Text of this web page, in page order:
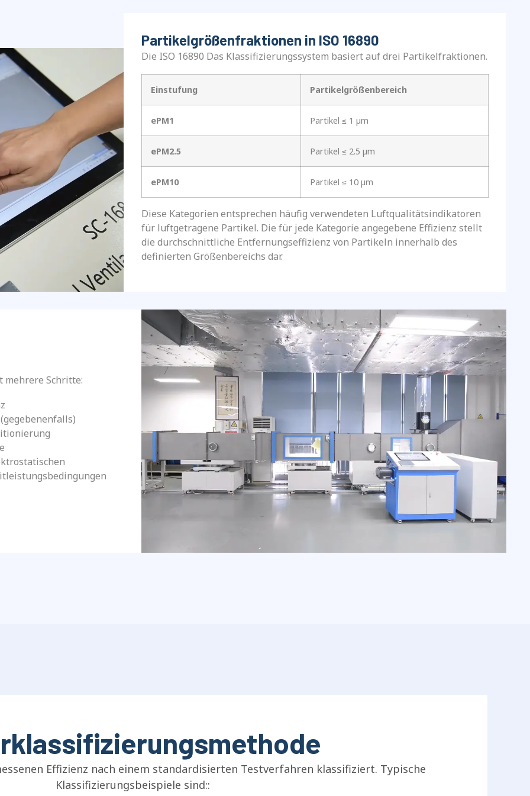
Partikelgrößenfraktionen in ISO 16890
Die ISO 16890 Das Klassifizierungssystem basiert auf drei Partikelfraktionen.
Einstufung Partikelgrößenbereich
ePM1 Partikel ≤ 1 µm
ePM2.5 Partikel ≤ 2.5 µm
ePM10 Partikel ≤ 10 µm
Diese Kategorien entsprechen häufig verwendeten Luftqualitätsindikatoren
für luftgetragene Partikel. Die für jede Kategorie angegebene Effizienz stellt
die durchschnittliche Entfernungseffizienz von Partikeln innerhalb des
definierten Größenbereichs dar.
mehrere Schritte:
Effizienz nach einem standardisierten Testverfahren klassifiziert. Typische
Klassifizierungsbeispiele sind::